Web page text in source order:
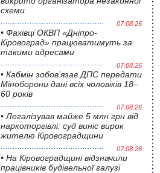
схеми
07.08.26
• Фахівці ОКВП «Дніпро-
Кіровоград» працюватимуть за
такими адресами
07.08.26
• Кабмін зобов’язав ДПС передати
Міноборони дані всіх чоловіків 18–
60 років
07.08.26
• Легалізував майже 5 млн грн від
наркоторгівлі: суд виніс вирок
жителю Кіровоградщини
07.08.26
• На Кіровоградщині відзначили
працівників будівельної галузі